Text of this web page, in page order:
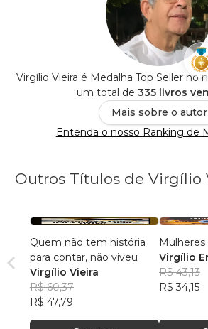
Virgílio Vieira é Medalha Top Seller no
um total de 335 livros
Mais sobre o autor
Entenda o nosso Ranking de
Outros Títulos de Virgílio
Quem não tem história
para contar, não viveu
Virgílio Vieira
R$ 60,37
R$ 47,79
Virgílio
R$ 43,13
R$ 34,15